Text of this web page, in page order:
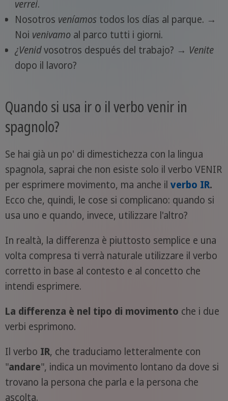
verrei.
Nosotros veníamos todos los días al parque. →
Noi venivamoal parco tutti i giorni.
¿Venidvosotros después del trabajo? → Venite
dopo il lavoro?
Quando si usa ir o il verbo venir in
spagnolo?
Se hai già un po' di dimestichezza con la lingua
spagnola, saprai che non esiste solo il verbo VENIR
per esprimere movimento, ma anche il verbo IR.
Ecco che, quindi, le cose si complicano: quando si
usa uno e quando, invece, utilizzare l'altro?
In realtà, la differenza è piuttosto semplice e una
volta compresa ti verrà naturale utilizzare il verbo
corretto in base al contesto e al concetto che
intendi esprimere.
La differenza è nel tipo di movimento che i due
verbi esprimono.
Il verbo IR, che traduciamo letteralmente con
"andare", indica un movimento lontano da dove si
trovano la persona che parla e la persona che
ascolta.